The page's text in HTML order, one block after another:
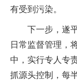
有受到污染。
下一步，遂
日常监督管理，
中，实行专人专
抓源头控制，每